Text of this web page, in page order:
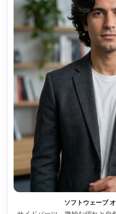
ソフトウェーブ